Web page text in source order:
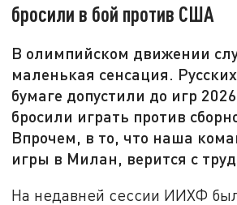
бросили в бой против США
В олимпийском движении
маленькая сенсация.
бумаге допустили до игр
бросили играть против
Впрочем, в то, что наша
игры в Милан, верится с
На недавней сессии ИИХФ